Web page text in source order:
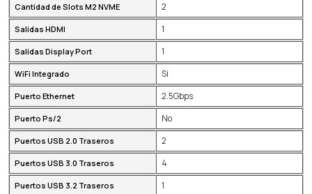
Cantidad de Slots M2 NVME 2
Salidas HDMI 1
Salidas Display Port 1
WiFi Integrado Si
Puerto Ethernet 2.5Gbps
Puerto Ps/2 No
Puertos USB 2.0 Traseros 2
Puertos USB 3.0 Traseros 4
Puertos USB 3.2 Traseros 1